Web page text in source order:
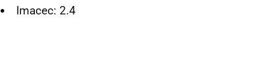
Imacec: 2.4